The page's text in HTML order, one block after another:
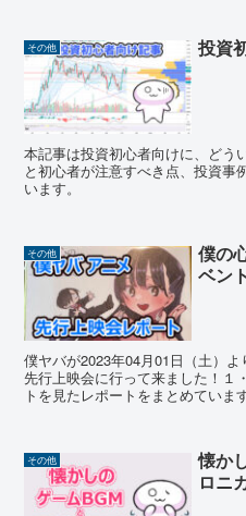
その他 投資
本記事は投資初心者向けに、どう
と初心者が注意すべき点、投資事
います。
その他
僕の
ベン
僕ヤバが2023年04月01日（土）
先行上映会に行って来ました！１
トを見たレポートをまとめています
その他
懐か
ロニ